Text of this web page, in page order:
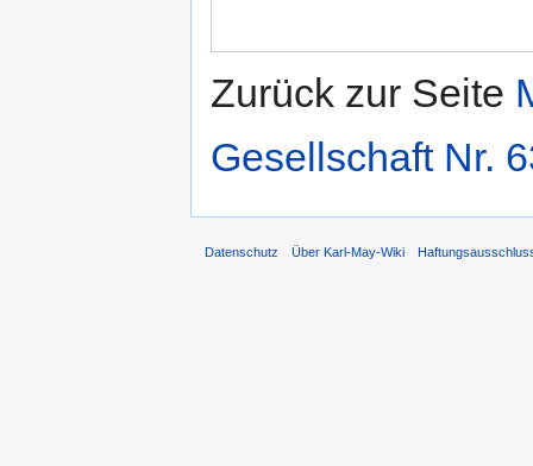
Zurück zur Seite
Gesellschaft Nr.
Datenschutz Über Karl-May-Wiki